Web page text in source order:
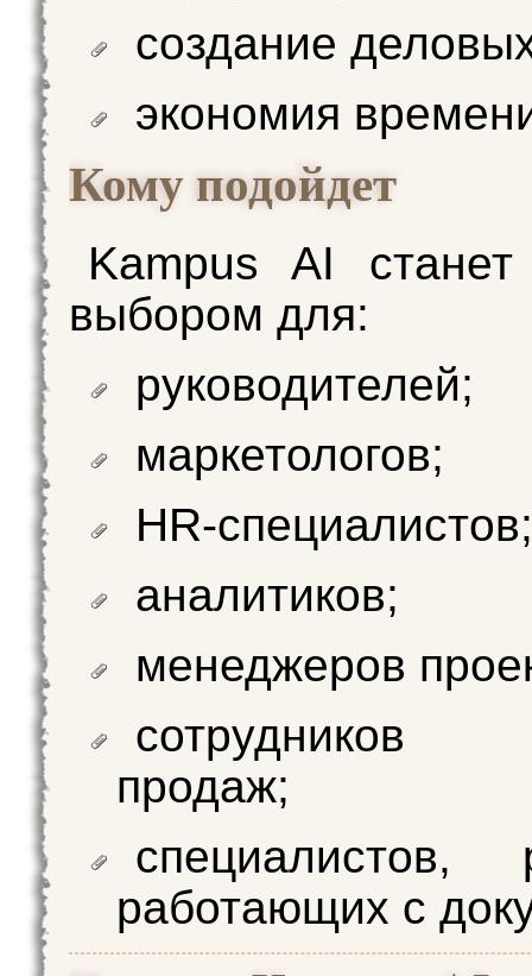
создание
экономия
Кому подойдет
Kampus AI
выбором для:
руководителей;
маркетологов;
HR-специалистов;
аналитиков;
менеджеров
продаж;
специалистов,
работающих с